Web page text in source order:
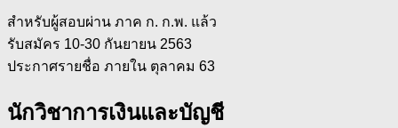
สำหรับผู้สอบผ่าน ภาค ก. ก.พ. แล้ว
รับสมัคร 10-30 กันยายน 2563
ประกาศรายชื่อ ภายใน ตุลาคม 63
นักวิชาการเงินและบัญชี